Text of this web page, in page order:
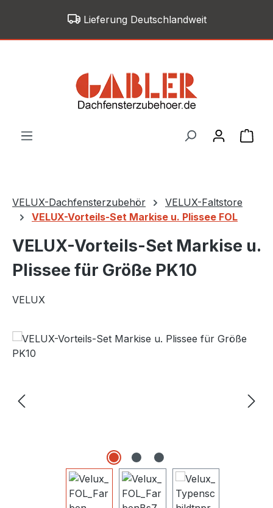
Zum Hauptinhalt springenLieferung Deutschlandweit
VELUX-Dachfensterzubehör
VELUX-Faltstore
VELUX-Vorteils-Set Markise u. Plissee FOL
VELUX-Vorteils-Set Markise u.
Plissee für Größe PK10
VELUX
Bildergalerie überspringen